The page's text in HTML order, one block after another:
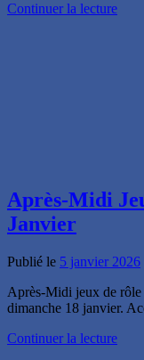
Continuer la lecture
Après-Midi
Janvier
Publié le 5 janvier 2026
Après-Midi jeux de
dimanche 18 janvier.
Continuer la lecture